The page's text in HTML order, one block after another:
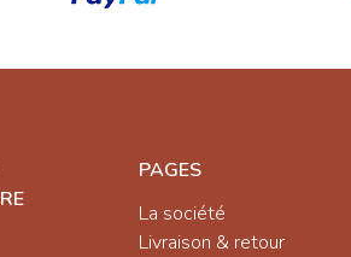
PAGES
La société
Livraison & retour